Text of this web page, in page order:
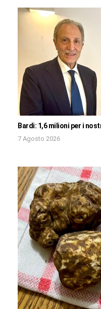
Bardi: 1,6 milioni per i
7 Agosto 2026